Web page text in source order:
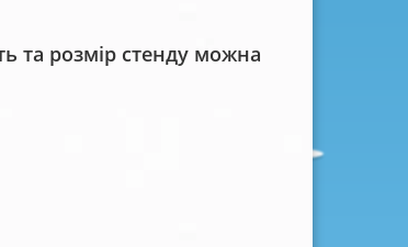
та розмір стенду можна